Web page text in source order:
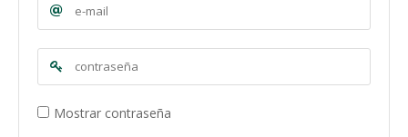
Mostrar contraseña